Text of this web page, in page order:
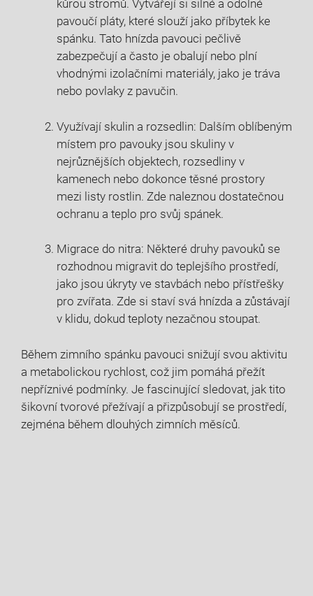
kůrou stromů. Vytvářejí si silné a odolné
pavoučí pláty, které slouží jako příbytek ke
spánku. Tato hnízda pavouci pečlivě
zabezpečují a často je obalují nebo plní
vhodnými izolačními materiály, jako je tráva
nebo povlaky z pavučin.
Využívají skulin a rozsedlin: Dalším oblíbeným
místem pro pavouky jsou skuliny v
nejrůznějších objektech, rozsedliny v
kamenech nebo dokonce těsné prostory
mezi listy rostlin. Zde naleznou dostatečnou
ochranu a teplo pro svůj spánek.
Migrace do nitra: Některé druhy pavouků se
rozhodnou migravit do teplejšího prostředí,
jako jsou úkryty ve stavbách nebo přístřešky
pro zvířata. Zde si staví svá hnízda a zůstávají
v klidu, dokud teploty nezačnou stoupat.
Během zimního spánku pavouci snižují svou aktivitu
a metabolickou rychlost, což jim pomáhá přežít
nepříznivé podmínky. Je fascinující sledovat, jak tito
šikovní tvorové přežívají a přizpůsobují se prostředí,
zejména během dlouhých zimních měsíců.